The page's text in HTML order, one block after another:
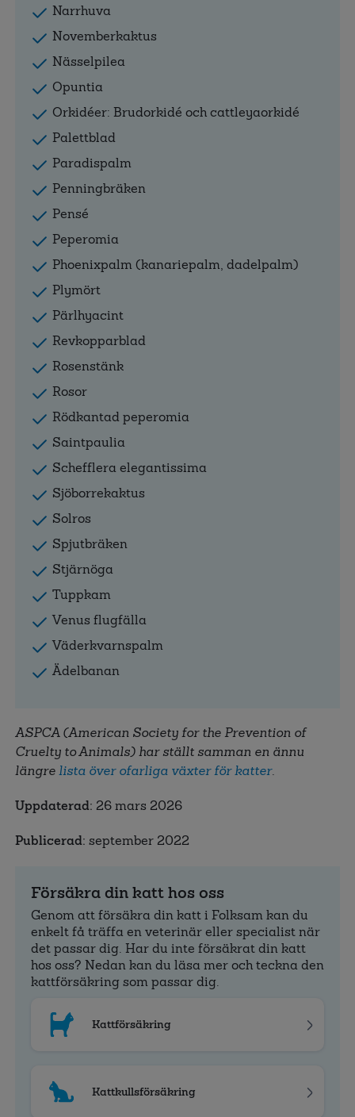
Narrhuva
Novemberkaktus
Nässelpilea
Opuntia
Orkidéer: Brudorkidé och cattleyaorkidé
Palettblad
Paradispalm
Penningbräken
Pensé
Peperomia
Phoenixpalm (kanariepalm, dadelpalm)
Plymört
Pärlhyacint
Revkopparblad
Rosenstänk
Rosor
Rödkantad peperomia
Saintpaulia
Schefflera elegantissima
Sjöborrekaktus
Solros
Spjutbräken
Stjärnöga
Tuppkam
Venus flugfälla
Väderkvarnspalm
Ädelbanan
ASPCA (American Society for the Prevention of
Cruelty to Animals) har ställt samman en ännu
längrelista över ofarliga växter för katter.
Uppdaterad: 26 mars 2026
Publicerad: september 2022
Försäkra din katt hos oss
Genom att försäkra din katt i Folksam kan du
enkelt få träffa en veterinär eller specialist när
det passar dig. Har du inte försäkrat din katt
hos oss? Nedan kan du läsa mer och teckna den
kattförsäkring som passar dig.
Kattförsäkring
Kattkullsförsäkring